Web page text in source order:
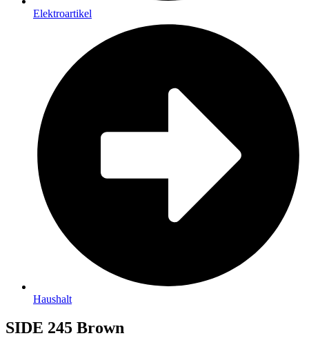
Elektroartikel
Haushalt
SIDE 245 Brown